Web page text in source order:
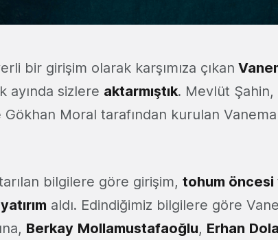
bir girişim olarak karşımıza çıkan
ayında sizlere aktarmıştık. Mevlüt
Moral tarafından kurulan
bilgilere göre girişim, tohum öncesi
aldı. Edindiğimiz bilgilere göre
Berkay Mollamustafaoğlu, Erhan